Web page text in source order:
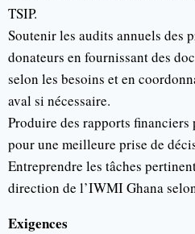
TSIP.
Soutenir les audits annuels des
donateurs en fournissant des
selon les besoins et en
aval si nécessaire.
Produire des rapports financiers
pour une meilleure prise de
Entreprendre les tâches
direction de l’IWMI Ghana
Exigences